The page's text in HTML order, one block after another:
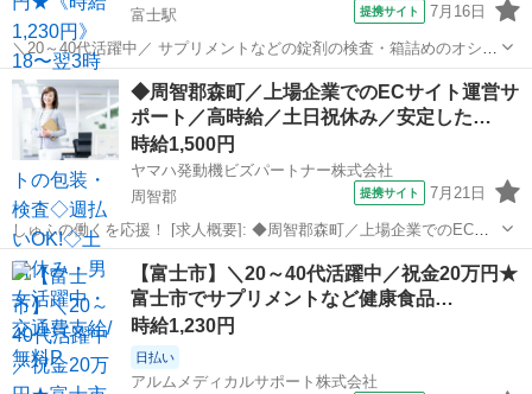
富士駅
提携サイト 7月16日
＼20～40代活躍中／ サプリメントなどの錠剤の検査・箱詰めのオシゴ
ト。 重たいものは一切ありません! 健康食品に関わるオシゴトなの
で、 工場内は清潔に保たれていて働きやすい環境です。 サプリメント
等の箱詰め・検査などの...
静岡 富士市 富士駅 その他
◆周智郡森町／上場企業でのECサイト運営サ
ポート／高時給／土日祝休み／安定した…
時給1,500円
ヤマハ発動機ビズパートナー株式会社
周智郡
提携サイト 7月21日
しゅふの働くを応援！ [求人概要]: ◆周智郡森町／上場企業でのECサ
イト運営サポート／高時給／土日祝休み／安定した生活を手に入れよ
う♪ [職種名]: WEB系（ディレクター・運用更新） [勤務地・最寄駅]:
静岡県周...
静岡 周智郡 その他
【富士市】＼20～40代活躍中／祝金20万円★
富士市でサプリメントなど健康食品…
時給1,230円
日払い
アルムメディカルサポート株式会社